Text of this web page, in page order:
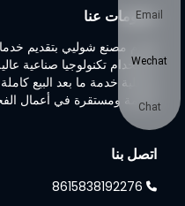
معلومات عنا
تلتزم مصنع شوليي بتقديم
باستخدام تكنولوجيا صناعية
وعملية خدمة ما بعد البيع
ضخمة ومستقرة في أعمال
اتصل بنا
8615838192276
Email
Wechat
Chat